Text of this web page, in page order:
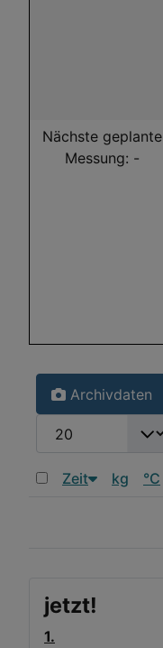
Nächste geplante
Messung: -
Archivdaten
Zeit kg °C
jetzt!
1.